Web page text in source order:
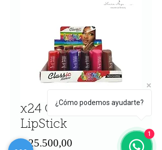
x24 Classic Xishow
LipStick
$ 25.500,00
¿Cómo podemos ayudarte?
1